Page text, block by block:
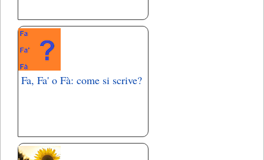
Fa, Fa' o Fà: come si scrive?